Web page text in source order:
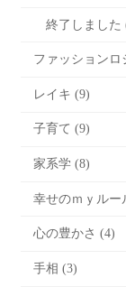
終了しました
ファッションロ
レイキ (9)
子育て (9)
家系学 (8)
幸せのｍｙルー
心の豊かさ (4)
手相 (3)